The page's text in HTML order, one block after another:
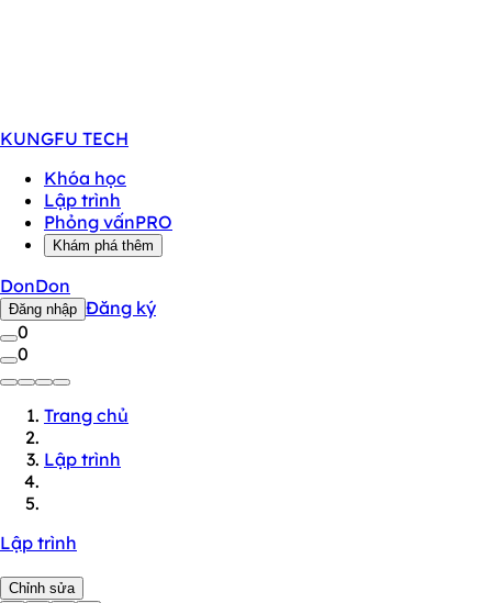
KUNGFU TECH
Khóa học
Lập trình
Phỏng vấnPRO
Khám phá thêm
DonDon
Đăng nhập Đăng ký
0
0
Trang chủ
Lập trình
Lập trình
Chỉnh sửa